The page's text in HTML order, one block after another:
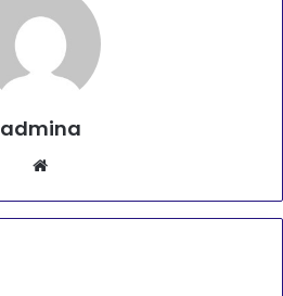
admina